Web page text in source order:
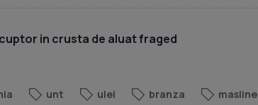
in crusta de aluat fraged
unt ulei branza
masline